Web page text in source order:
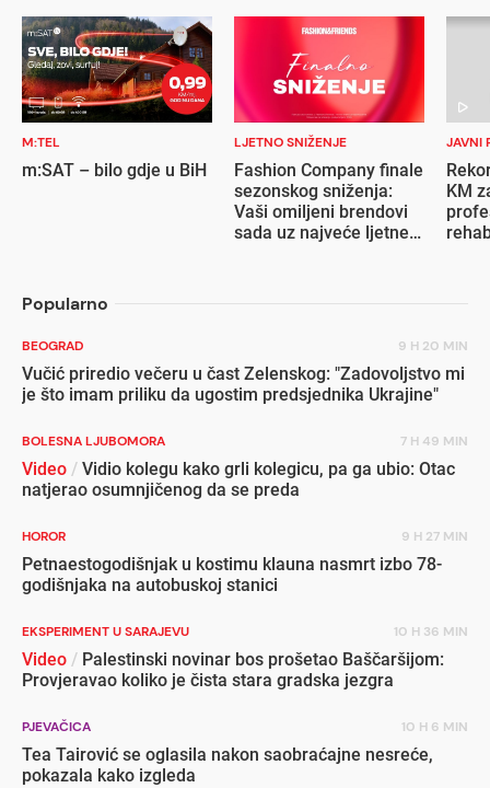
M:TEL
m:SAT – bilo gdje u BiH
LJETNO SNIŽENJE
Fashion Company finale
sezonskog sniženja:
Vaši omiljeni brendovi
sada uz najveće ljetne
JAVNI
KM
Popularno
BEOGRAD 9 H 20 MIN
Vučić priredio večeru u čast Zelenskog: "Zadovoljstvo mi
je što imam priliku da ugostim predsjednika Ukrajine"
BOLESNA LJUBOMORA 7 H 49 MIN
Video / Vidio kolegu kako grli kolegicu, pa ga ubio: Otac
natjerao osumnjičenog da se preda
HOROR 9 H 27 MIN
Petnaestogodišnjak u kostimu klauna nasmrt izbo 78-
godišnjaka na autobuskoj stanici
EKSPERIMENT U SARAJEVU 10 H 36 MIN
Video / Palestinski novinar bos prošetao Baščaršijom:
Provjeravao koliko je čista stara gradska jezgra
PJEVAČICA 10 H 6 MIN
Tea Tairović se oglasila nakon saobraćajne nesreće,
pokazala kako izgleda